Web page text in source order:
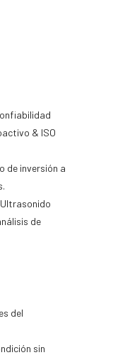
& ISO
de inversión a
de
del
sin